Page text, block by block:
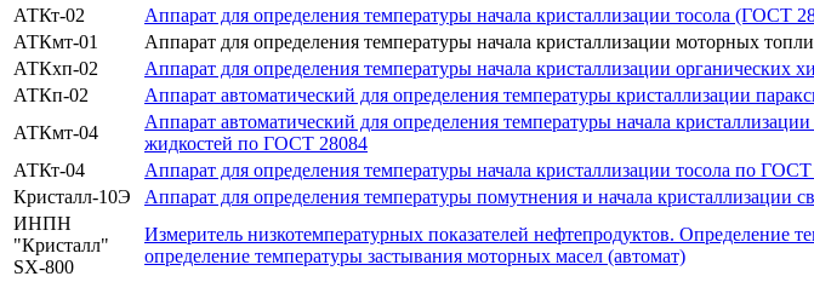
АТКт-02
Аппарат для определения температуры начала кристаллизации тосола (ГОСТ
АТКмт-01
Аппарат для определения температуры начала кристаллизации моторных
АТКхп-02
Аппарат для определения температуры начала кристаллизации органических
АТКп-02
Аппарат автоматический для определения температуры кристаллизации
АТКмт-04
Аппарат автоматический для определения температуры начала
жидкостей по ГОСТ 28084
АТКт-04
Аппарат для определения температуры начала кристаллизации тосола по
Кристалл-10Э
Аппарат для определения температуры помутнения и начала
ИНПН
"Кристалл"
SX-800
Измеритель низкотемпературных показателей нефтепродуктов. Определение
определение температуры застывания моторных масел (автомат)